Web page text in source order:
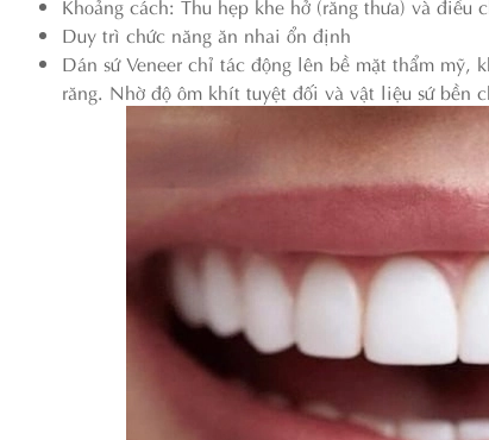
Duy trì chức năng ăn nhai ổn định
Dán sứ Veneer chỉ tác động lên bề mặt thẩm mỹ,
răng. Nhờ độ ôm khít tuyệt đối và vật liệu sứ bền